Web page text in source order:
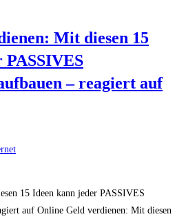
Mit diesen 15
PASSIVES
– reagiert auf
15 Ideen kann jeder PASSIVES
auf Online Geld verdienen: Mit diesen